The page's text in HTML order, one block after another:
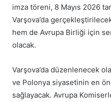
imza töreni, 8 Mayıs 2026
Varşova’da
hem de Avrupa Birliği için
olacak.
Varşova’da düzenlenecek
ve Polonya siyasetinin en
sağlayacak. Avrupa